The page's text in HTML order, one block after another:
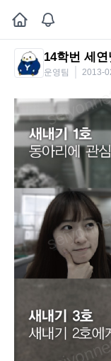
14학번 세
운영팀 2013-